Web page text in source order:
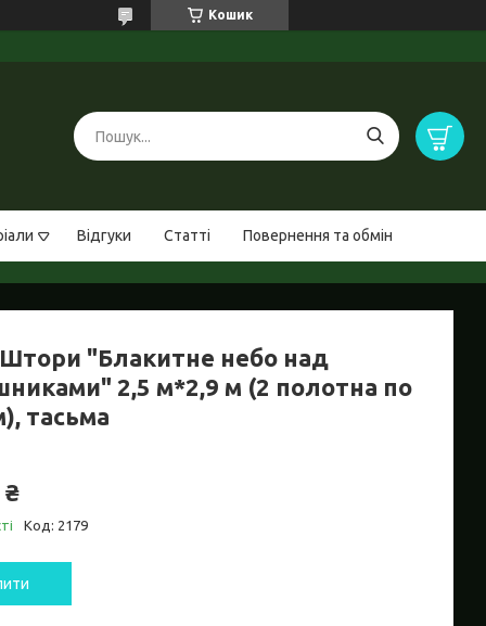
Кошик
Відгуки Статті Повернення та обмін
"Блакитне небо над
2,5 м*2,9 м (2 полотна по
тасьма
Код: 2179